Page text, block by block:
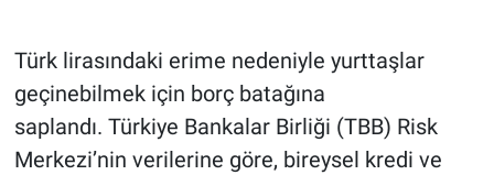
Türk lirasındaki erime nedeniyle yurttaşlar
geçinebilmek için borç batağına
saplandı. Türkiye Bankalar Birliği (TBB) Risk
Merkezi’nin verilerine göre, bireysel kredi ve
Haber
İlan